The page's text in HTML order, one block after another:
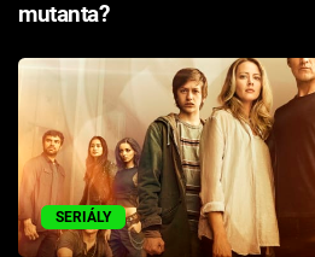
mutanta?
SERIÁLY